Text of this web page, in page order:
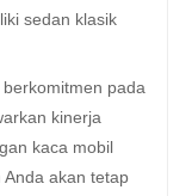
sedan klasik
berkomitmen pada
kinerja
kaca mobil
akan tetap